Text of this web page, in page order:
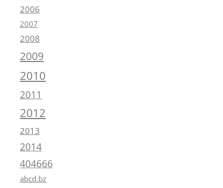
2006
2007
2008
2009
2010
2011
2012
2013
2014
404666
abcd.bz